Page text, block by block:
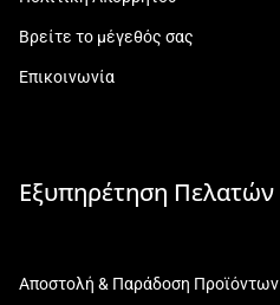
Βρείτε το μέγεθός σας
Επικοινωνία
Εξυπηρέτηση Πελατών
Αποστολή & Παράδοση Προϊόντων